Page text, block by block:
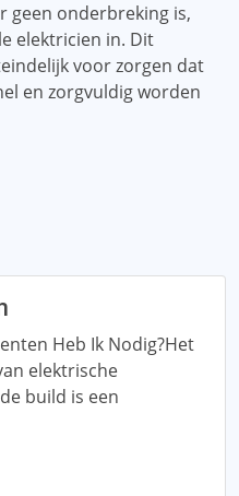
geen onderbreking is,
elektricien in. Dit
voor zorgen dat
en zorgvuldig worden
Heb Ik Nodig?Het
elektrische
build is een